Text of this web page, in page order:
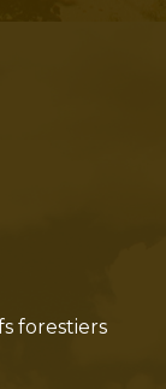
forestiers